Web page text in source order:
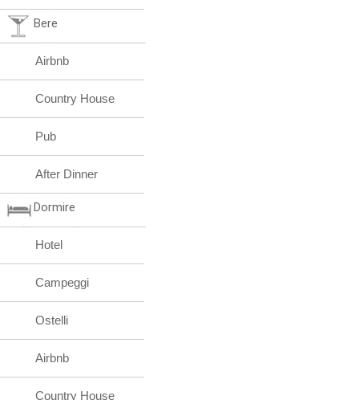
Bere
Airbnb
Country House
Pub
After Dinner
Dormire
Hotel
Campeggi
Ostelli
Airbnb
Country House